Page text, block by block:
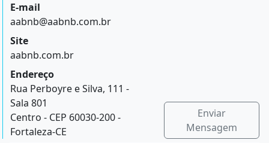
E-mail
aabnb@aabnb.com.br
Site
aabnb.com.br
Endereço
Rua Perboyre e Silva, 111 -
Sala 801
Centro - CEP 60030-200 -
Fortaleza-CE
Enviar
Mensagem